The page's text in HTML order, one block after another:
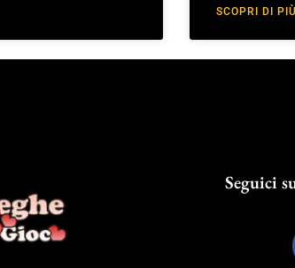
SCOPRI DI
Seguici